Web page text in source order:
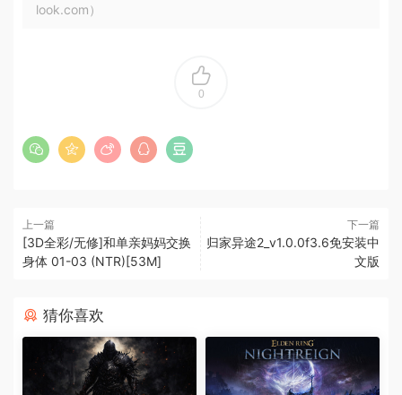
look.com）
0
上一篇
[3D全彩/无修]和单亲妈妈交换
身体 01-03 (NTR)[53M]
下一篇
归家异途2_v1.0.0f3.6免安装中
文版
猜你喜欢